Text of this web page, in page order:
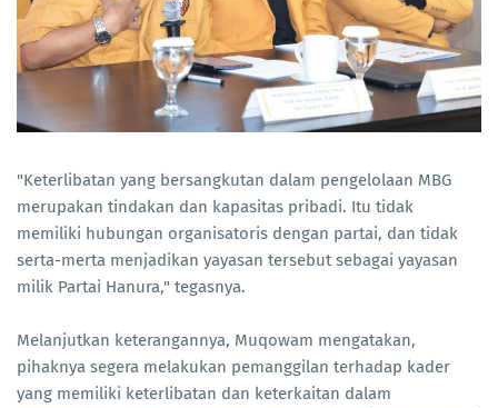
"Keterlibatan yang bersangkutan dalam pengelolaan MBG
merupakan tindakan dan kapasitas pribadi. Itu tidak
memiliki hubungan organisatoris dengan partai, dan tidak
serta-merta menjadikan yayasan tersebut sebagai yayasan
milik Partai Hanura," tegasnya.
Melanjutkan keterangannya, Muqowam mengatakan,
pihaknya segera melakukan pemanggilan terhadap kader
yang memiliki keterlibatan dan keterkaitan dalam